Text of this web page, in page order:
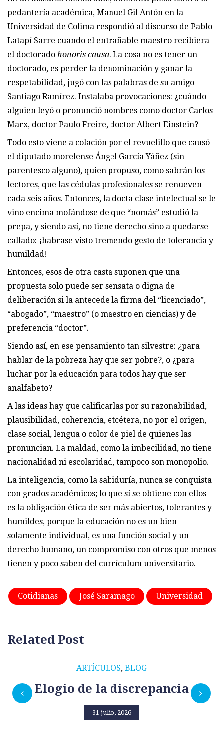
pedantería académica, Manuel Gil Antón en la
Universidad de Colima respondió al discurso de Pablo
Latapí Sarre cuando el entrañable maestro recibiera
el doctorado honoris causa. La cosa no es tener un
doctorado, es perder la denominación y ganar la
respetabilidad, jugó con las palabras de su amigo
Santiago Ramírez. Instalaba provocaciones: ¿cuándo
alguien leyó o pronunció nombres como doctor Carlos
Marx, doctor Paulo Freire, doctor Albert Einstein?
Todo esto viene a colación por el revuelillo que causó
el diputado morelense Ángel García Yáñez (sin
parentesco alguno), quien propuso, como sabrán los
lectores, que las cédulas profesionales se renueven
cada seis años. Entonces, la docta clase intelectual se le
vino encima mofándose de que “nomás” estudió la
prepa, y siendo así, no tiene derecho sino a quedarse
callado: ¡habrase visto tremendo gesto de tolerancia y
humildad!
Entonces, esos de otra casta suponen que una
propuesta solo puede ser sensata o digna de
deliberación si la antecede la firma del “licenciado”,
“abogado”, “maestro” (o maestro en ciencias) y de
preferencia “doctor”.
Siendo así, en ese pensamiento tan silvestre: ¿para
hablar de la pobreza hay que ser pobre?, o ¿para
luchar por la educación para todos hay que ser
analfabeto?
A las ideas hay que calificarlas por su razonabilidad,
plausibilidad, coherencia, etcétera, no por el origen,
clase social, lengua o color de piel de quienes las
pronuncian. La maldad, como la imbecilidad, no tiene
nacionalidad ni escolaridad, tampoco son monopolio.
La inteligencia, como la sabiduría, nunca se conquista
con grados académicos; lo que sí se obtiene con ellos
es la obligación ética de ser más abiertos, tolerantes y
humildes, porque la educación no es un bien
solamente individual, es una función social y un
derecho humano, un compromiso con otros que menos
tienen y poco saben del currículum universitario.
Cotidianas José Saramago Universidad
Related Post
ARTÍCULOS, BLOG
Elogio de la discrepancia
31 julio, 2026